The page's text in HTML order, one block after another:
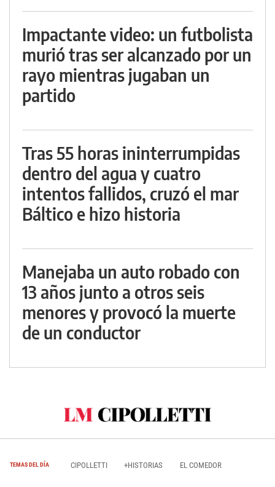
Impactante video: un futbolista
murió tras ser alcanzado por un
rayo mientras jugaban un
partido
Tras 55 horas ininterrumpidas
dentro del agua y cuatro
intentos fallidos, cruzó el mar
Báltico e hizo historia
Manejaba un auto robado con
13 años junto a otros seis
menores y provocó la muerte
de un conductor
TEMAS DEL DÍA CIPOLLETTI +HISTORIAS EL COMEDOR